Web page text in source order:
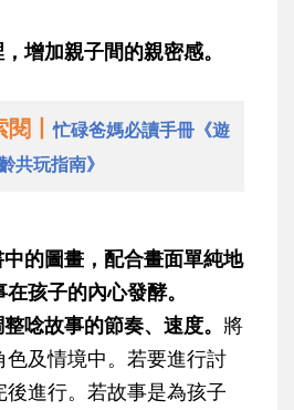
增加親子間的親密感。
閱丨忙碌爸媽必讀手冊《遊
共玩指南》
的圖畫，配合畫面單純地
孩子的內心發酵。
唸故事的節奏、速度。 將
色及情境中。若要進行討
進行。若故事是為孩子